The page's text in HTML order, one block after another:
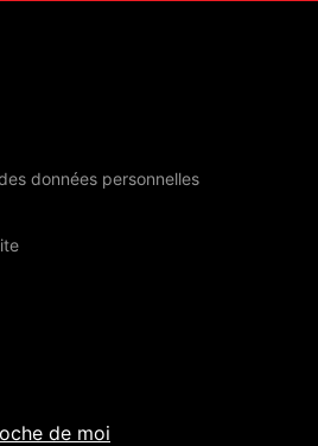
données personnelles
de moi